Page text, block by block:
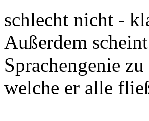
schlecht nicht -
Außerdem
Sprachengenie
welche er alle